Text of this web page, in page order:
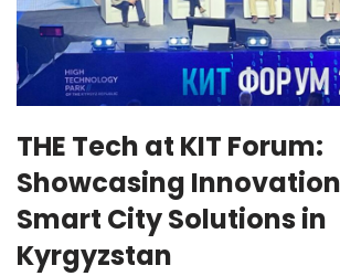
THE Tech at KIT Forum:
Showcasing
Smart City Solutions in
Kyrgyzstan